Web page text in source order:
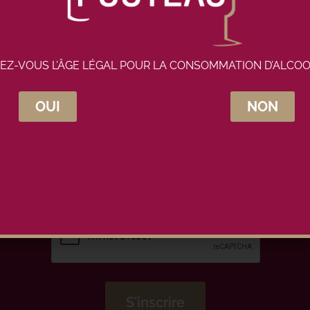
vous à la newsletter Maison
VOUS L’ÂGE LÉGAL POUR LA CONSOMMATION
OUI NON